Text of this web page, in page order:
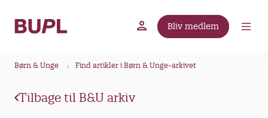
Bliv medlem
Børn & Unge Find artikler i Børn & Unge-arkivet
Tilbage til B&U arkiv